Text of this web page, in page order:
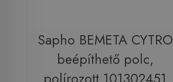
Sapho BEMETA CYTRO
beépíthető polc,